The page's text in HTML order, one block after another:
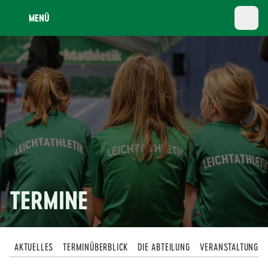
MENÜ
TERMINE
AKTUELLES TERMINÜBERBLICK DIE ABTEILUNG VERANSTALTUNGEN